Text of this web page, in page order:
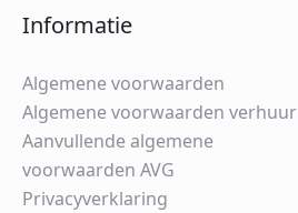
Informatie
Algemene voorwaarden
Algemene voorwaarden verhuur
Aanvullende algemene
voorwaarden AVG
Privacyverklaring